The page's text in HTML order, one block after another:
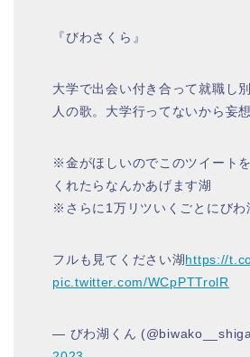
『びわさくら』
大学で出会い付き合って就職し
人の歌。大学行ってないから妄
※金がほしいのでこのツイート
くれたらなんかあげます湖
※さらに1万リツいくごとにびわ
フルも見てください湖https://
pic.twitter.com/WCpPTTrolR
— びわ湖くん